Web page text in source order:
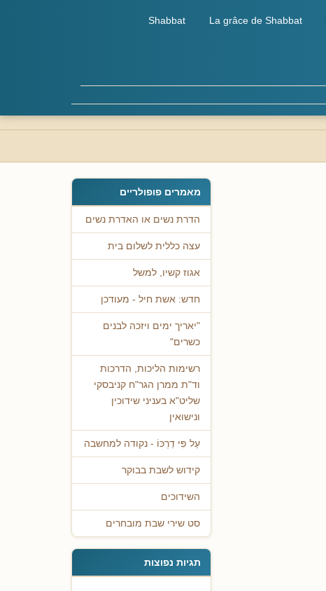
La grâce de Shabbat
Shabbat
מאמרים פופולריים
הדרת נשים או האדרת נשים
עצה כללית לשלום בית
אגוז קשיו, למשל
חדש: אשת חיל - מעודכן
"יאריך ימים ויזכה לבנים
כשרים"
רשימות הליכות, הדרכות
וד"ת ממרן הגר"ח קניבסקי
שליט"א בעניני שידוכין
ונישואין
עַל פִּי דַרְכּוֹ - נקודה למחשבה
קידוש לשבת בבוקר
השידוכים
סט שירי שבת מובחרים
תגיות נפוצות